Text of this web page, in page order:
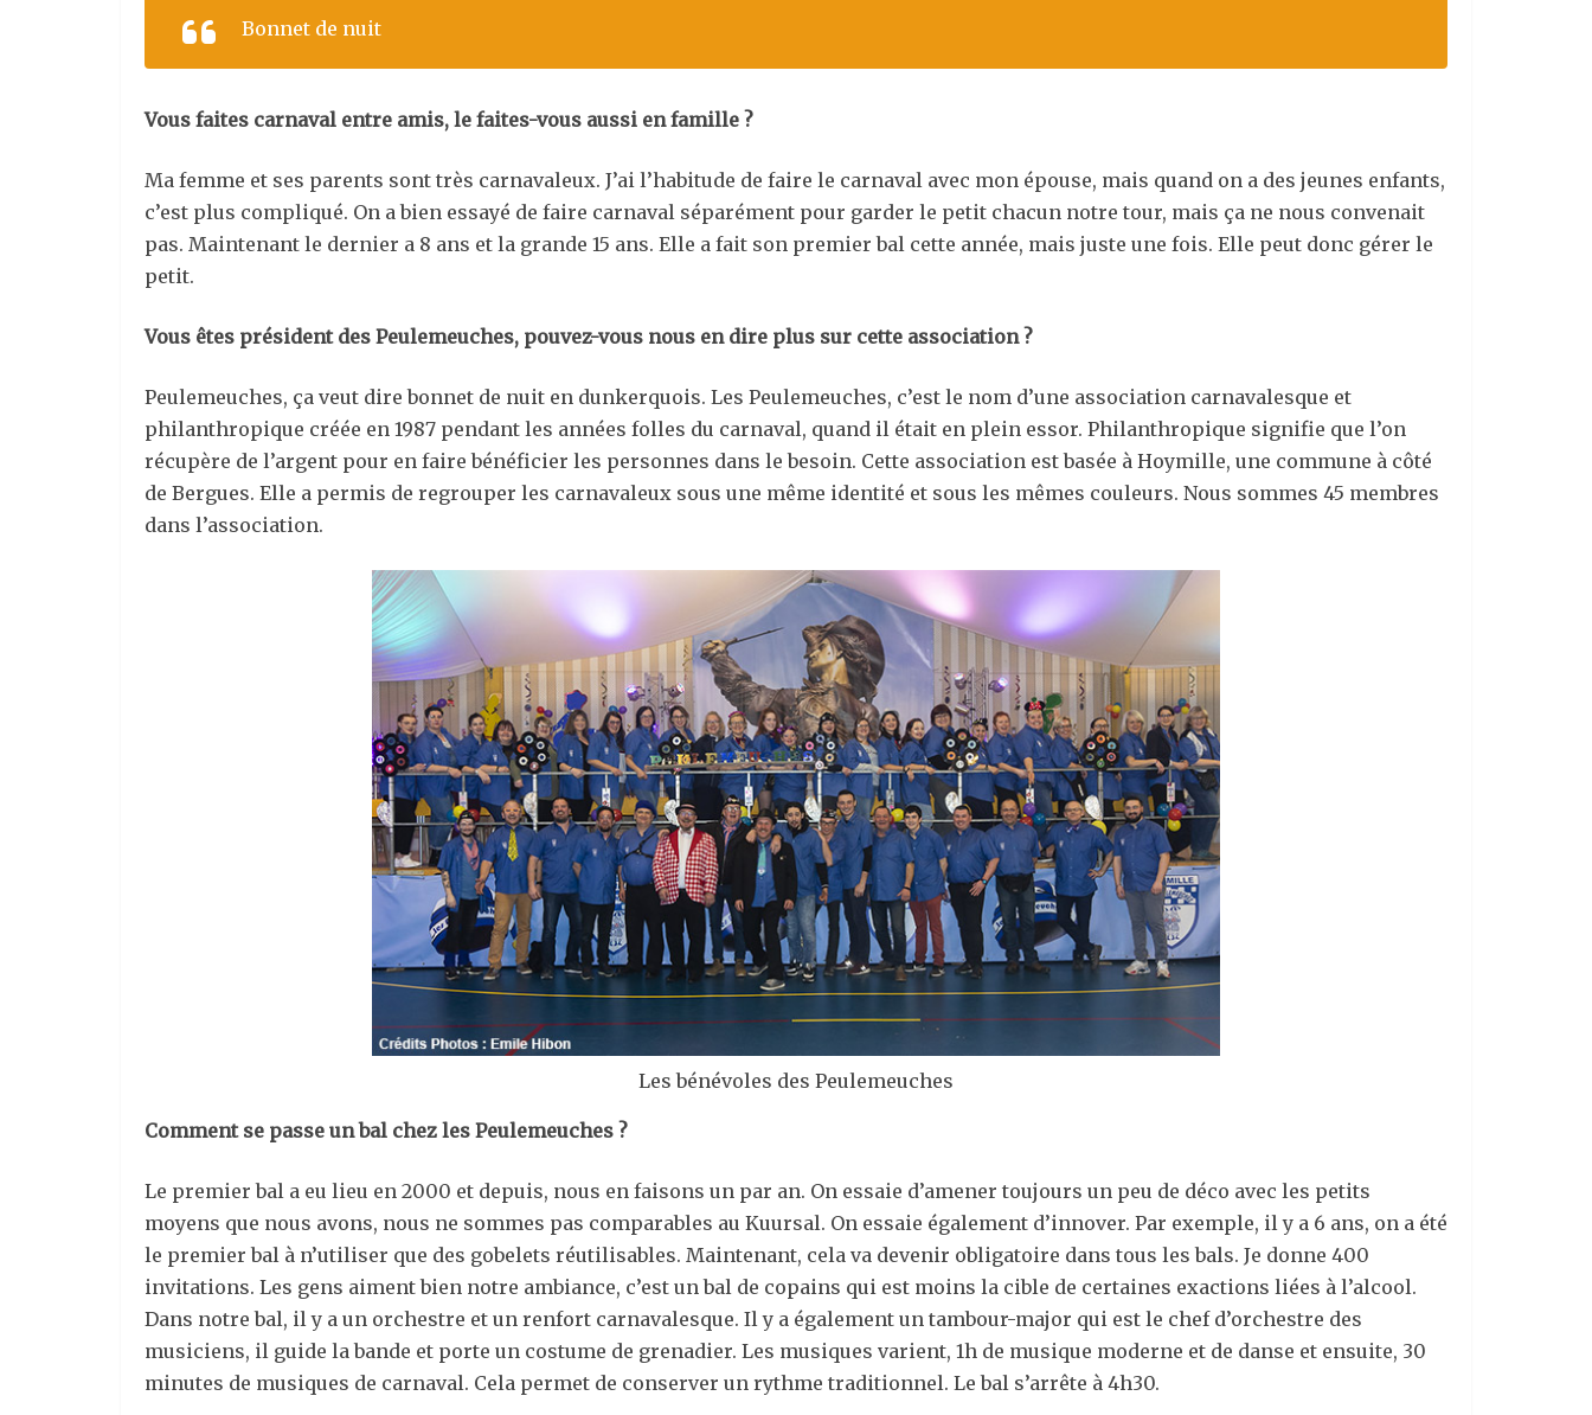
Bonnet de nuit
Vous faites carnaval entre amis, le faites-vous aussi en famille ?
Ma femme et ses parents sont très carnavaleux. J’ai l’habitude de faire le carnaval avec mon épouse, mais quand on a des jeunes enfants,
c’est plus compliqué. On a bien essayé de faire carnaval séparément pour garder le petit chacun notre tour, mais ça ne nous convenait
pas. Maintenant le dernier a 8 ans et la grande 15 ans. Elle a fait son premier bal cette année, mais juste une fois. Elle peut donc gérer le
petit.
Vous êtes président des Peulemeuches, pouvez-vous nous en dire plus sur cette association ?
Peulemeuches, ça veut dire bonnet de nuit en dunkerquois. Les Peulemeuches, c’est le nom d’une association carnavalesque et
philanthropique créée en 1987 pendant les années folles du carnaval, quand il était en plein essor. Philanthropique signifie que l’on
récupère de l’argent pour en faire bénéficier les personnes dans le besoin. Cette association est basée à Hoymille, une commune à côté
de Bergues. Elle a permis de regrouper les carnavaleux sous une même identité et sous les mêmes couleurs. Nous sommes 45 membres
dans l’association.
Les bénévoles des Peulemeuches
Comment se passe un bal chez les Peulemeuches ?
Le premier bal a eu lieu en 2000 et depuis, nous en faisons un par an. On essaie d’amener toujours un peu de déco avec les petits
moyens que nous avons, nous ne sommes pas comparables au Kuursal. On essaie également d’innover. Par exemple, il y a 6 ans, on a été
le premier bal à n’utiliser que des gobelets réutilisables. Maintenant, cela va devenir obligatoire dans tous les bals. Je donne 400
invitations. Les gens aiment bien notre ambiance, c’est un bal de copains qui est moins la cible de certaines exactions liées à l’alcool.
Dans notre bal, il y a un orchestre et un renfort carnavalesque. Il y a également un tambour-major qui est le chef d’orchestre des
musiciens, il guide la bande et porte un costume de grenadier. Les musiques varient, 1h de musique moderne et de danse et ensuite, 30
minutes de musiques de carnaval. Cela permet de conserver un rythme traditionnel. Le bal s’arrête à 4h30.